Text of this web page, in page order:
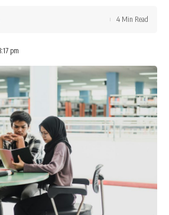
pm
4 Min Read